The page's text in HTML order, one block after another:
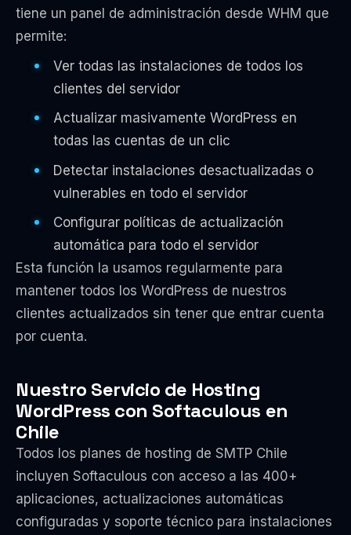
tiene un panel de administración desde WHM que
permite:
Ver todas las instalaciones de todos los
clientes del servidor
Actualizar masivamente WordPress en
todas las cuentas de un clic
Detectar instalaciones desactualizadas o
vulnerables en todo el servidor
Configurar políticas de actualización
automática para todo el servidor
Esta función la usamos regularmente para
mantener todos los WordPress de nuestros
clientes actualizados sin tener que entrar cuenta
por cuenta.
Nuestro Servicio de Hosting
WordPress con Softaculous en
Chile
Todos los planes de hosting de SMTP Chile
incluyen Softaculous con acceso a las 400+
aplicaciones, actualizaciones automáticas
configuradas y soporte técnico para instalaciones